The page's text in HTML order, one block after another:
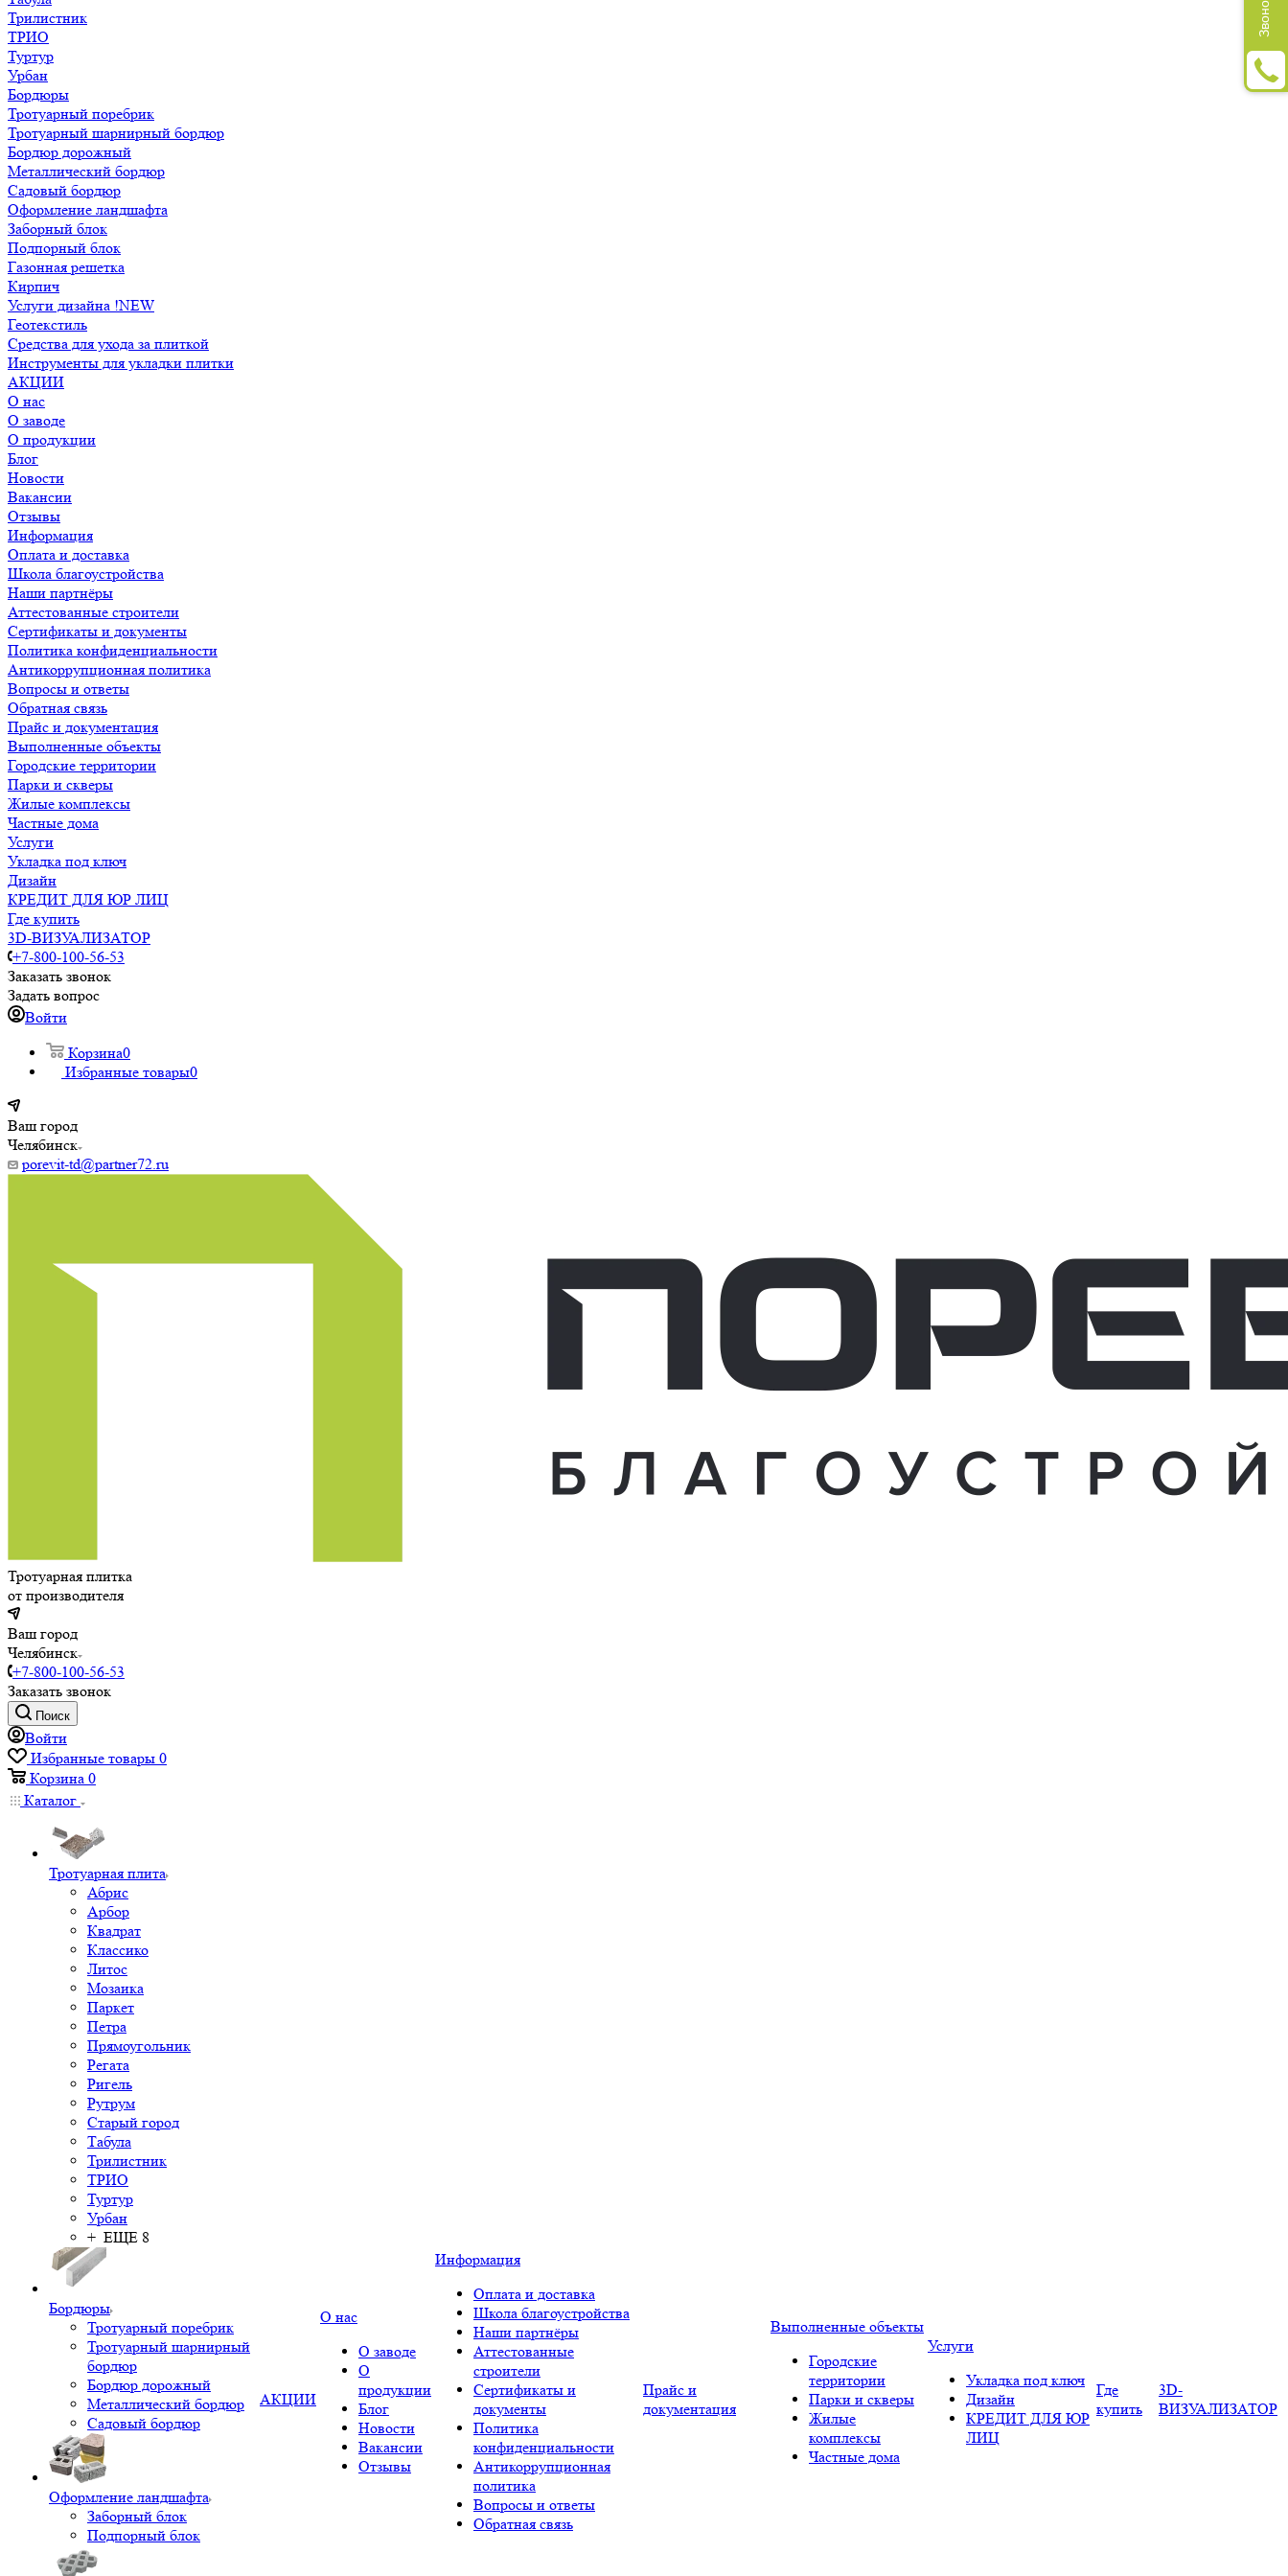
Трилистник
ТРИО
Туртур
Урбан
Бордюры
Тротуарный поребрик
Тротуарный шарнирный бордюр
Бордюр дорожный
Металлический бордюр
Садовый бордюр
Оформление ландшафта
Заборный блок
Подпорный блок
Газонная решетка
Кирпич
Услуги дизайна !NEW
Геотекстиль
Средства для ухода за плиткой
Инструменты для укладки плитки
АКЦИИ
О нас
О заводе
О продукции
Блог
Новости
Вакансии
Отзывы
Информация
Оплата и доставка
Школа благоустройства
Наши партнёры
Аттестованные строители
Сертификаты и документы
Политика конфиденциальности
Антикоррупционная политика
Вопросы и ответы
Обратная связь
Прайс и документация
Выполненные объекты
Городские территории
Парки и скверы
Жилые комплексы
Частные дома
Услуги
Укладка под ключ
Дизайн
КРЕДИТ ДЛЯ ЮР ЛИЦ
Где купить
3D-ВИЗУАЛИЗАТОР
+7-800-100-56-53
Заказать звонок
Задать вопрос
Войти
Корзина0
Избранные товары0
Ваш город
Челябинск
porevit-td@partner72.ru
Тротуарная плитка
от производителя
Ваш город
Челябинск
+7-800-100-56-53
Заказать звонок
Поиск
Войти
Избранные товары 0
Корзина 0
Каталог
Тротуарная плита
Абрис
Арбор
Квадрат
Классико
Литос
Мозаика
Паркет
Петра
Прямоугольник
Регата
Ригель
Рутрум
Старый город
Табула
Трилистник
ТРИО
Туртур
Урбан
+ ЕЩЕ 8
Бордюры
Тротуарный поребрик
Тротуарный шарнирный
бордюр
Бордюр дорожный
Металлический бордюр
Садовый бордюр
Оформление ландшафта
Заборный блок
Подпорный блок
АКЦИИ
О нас
О заводе
О
продукции
Блог
Новости
Вакансии
Отзывы
Информация
Оплата и доставка
Школа благоустройства
Наши партнёры
Аттестованные
строители
Сертификаты и
документы
Политика
конфиденциальности
Антикоррупционная
политика
Вопросы и ответы
Обратная связь
Прайс и
документация
Выполненные объекты
Городские
территории
Парки и скверы
Жилые
комплексы
Частные дома
Услуги
Укладка под ключ
Дизайн
КРЕДИТ ДЛЯ ЮР
ЛИЦ
Где
купить
3D-
ВИЗУАЛИЗАТОР